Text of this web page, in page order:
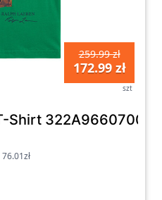
259.99 zł
172.99 zł
szt
Shirt 322A96607001